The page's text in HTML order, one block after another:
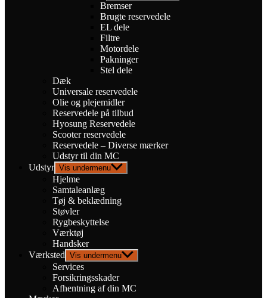
Bremser
Brugte reservedele
EL dele
Filtre
Motordele
Pakninger
Stel dele
Dæk
Universale reservedele
Olie og plejemidler
Reservedele på tilbud
Hyosung Reservedele
Scooter reservedele
Reservedele – Diverse mærker
Udstyr til din MC
Udstyr Vis undermenu
Hjelme
Samtaleanlæg
Tøj & beklædning
Støvler
Rygbeskyttelse
Værktøj
Handsker
Værksted Vis undermenu
Services
Forsikringsskader
Afhentning af din MC